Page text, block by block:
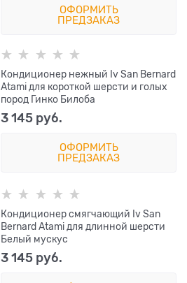
ОФОРМИТЬ
ПРЕДЗАКАЗ
Кондиционер нежный Iv San Bernard
Atami для короткой шерсти и голых
пород Гинко Билоба
3 145 руб.
ОФОРМИТЬ
ПРЕДЗАКАЗ
Кондиционер смягчающий Iv San
Bernard Atami для длинной шерсти
Белый мускус
3 145 руб.